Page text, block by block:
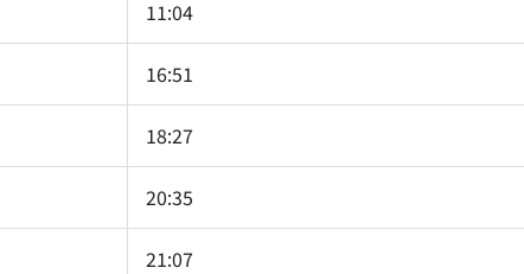
11:04
16:51
18:27
20:35
21:07